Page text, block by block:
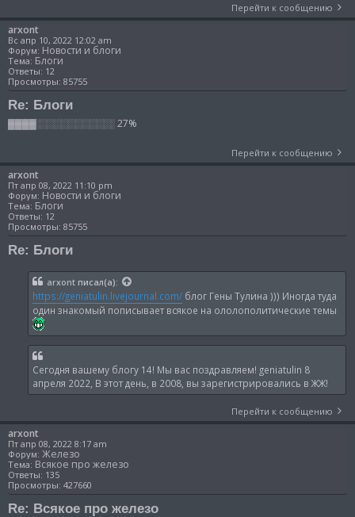
Перейти к сообщению
arxont
Вс апр 10, 2022 12:02 am
Форум: Новости и блоги
Тема: Блоги
Ответы: 12
Просмотры: 85755
Re: Блоги
▓▓▓▓░░░░░░░░░░░ 27%
Перейти к сообщению
arxont
Пт апр 08, 2022 11:10 pm
Форум: Новости и блоги
Тема: Блоги
Ответы: 12
Просмотры: 85755
Re: Блоги
arxont писал(а):
https://geniatulin.livejournal.com/ блог Гены Тулина ))) Иногда туда
один знакомый пописывает всякое на ололополитические темы
Сегодня вашему блогу 14! Мы вас поздравляем! geniatulin 8
апреля 2022, В этот день, в 2008, вы зарегистрировались в ЖЖ!
Перейти к сообщению
arxont
Пт апр 08, 2022 8:17 am
Форум: Железо
Тема: Всякое про железо
Ответы: 135
Просмотры: 427660
Re: Всякое про железо